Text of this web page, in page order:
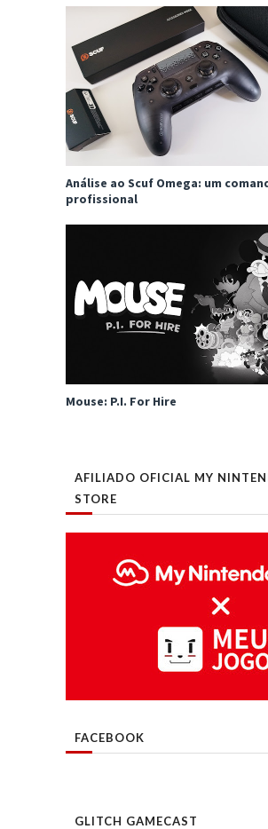
Análise ao Scuf Omega: um
profissional
Mouse: P.I. For Hire
AFILIADO OFICIAL MY
STORE
FACEBOOK
GLITCH GAMECAST